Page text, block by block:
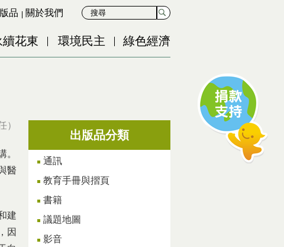
品 關於我們
續花東 環境民主 綠色經濟
）
。
醫
建
因
出版品分類
通訊
教育手冊與摺頁
書籍
議題地圖
影音